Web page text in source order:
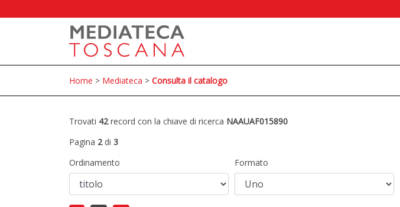
Home > Mediateca > Consulta il catalogo
Trovati 42record con la chiave di ricerca NAAUAF015890
Pagina 2di 3
Ordinamento
Formato